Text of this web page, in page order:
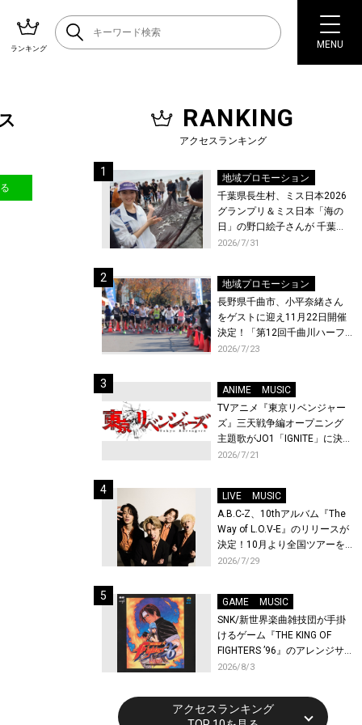
ランキング MENU
RANKING
アクセスランキング
地域プロモーション
千葉県長生村、ミス日本2026
グランプリ＆ミス日本「海の
日」の野口絵子さんが 千葉県
唯一の村・長生村で地引網を
2026/7/31
地域プロモーション
長野県千曲市、小平奈緒さん
をゲストに迎え11月22日開催
決定！「第12回千曲川ハーフ
マラソン」エントリー受付開
2026/7/23
ANIME
MUSIC
TVアニメ『東京リベンジャー
ズ』三天戦争編オープニング
主題歌がJO1「IGNITE」に決
定！メンバー全員から喜びと
先行上映会を開催！
2026/7/21
LIVE
MUSIC
A.B.C-Z、10thアルバム『The
Way of L.O.V-E』のリリースが
決定！10月より全国ツアーを
開催！
2026/7/29
GAME
MUSIC
SNK/新世界楽曲雑技団が手掛
けるゲーム『THE KING OF
FIGHTERS ’96』のアレンジサ
ウンドトラックが配信開始！
2026/8/3
アクセスランキング